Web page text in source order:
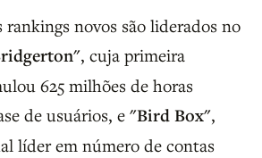
rankings novos são liderados no
, cuja primeira
625 milhões de horas
de usuários, e "Bird Box",
líder em número de contas